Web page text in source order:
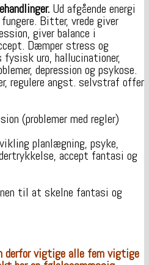
Ud afgående energi
Bitter, vrede giver
giver balance i
Dæmper stress og
fysisk uro, hallucinationer,
depression og psykose.
regulere angst. selvstraf offer
(problemer med regler)
planlægning, psyke,
accept fantasi og
til at skelne fantasi og
derfor vigtige alle fem vigtige